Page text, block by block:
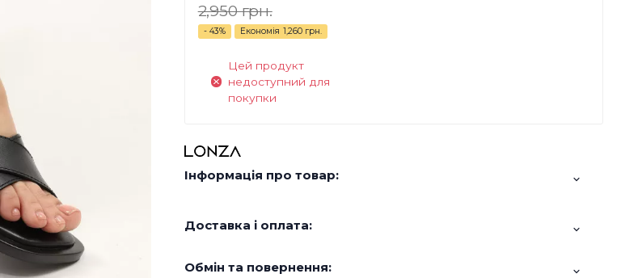
2,950 грн.
- 43% Економія 1,260 грн.
Цей продукт
недоступний для
покупки
Інформація про товар:
Доставка і оплата:
Обмін та повернення: